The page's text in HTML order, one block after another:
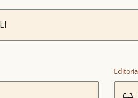
Editorial